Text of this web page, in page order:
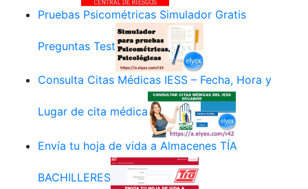
Pruebas Psicométricas Simulador Gratis
Preguntas Test
Consulta Citas Médicas IESS – Fecha, Hora y
Lugar de cita médica
Envía tu hoja de vida a Almacenes TÍA
BACHILLERES